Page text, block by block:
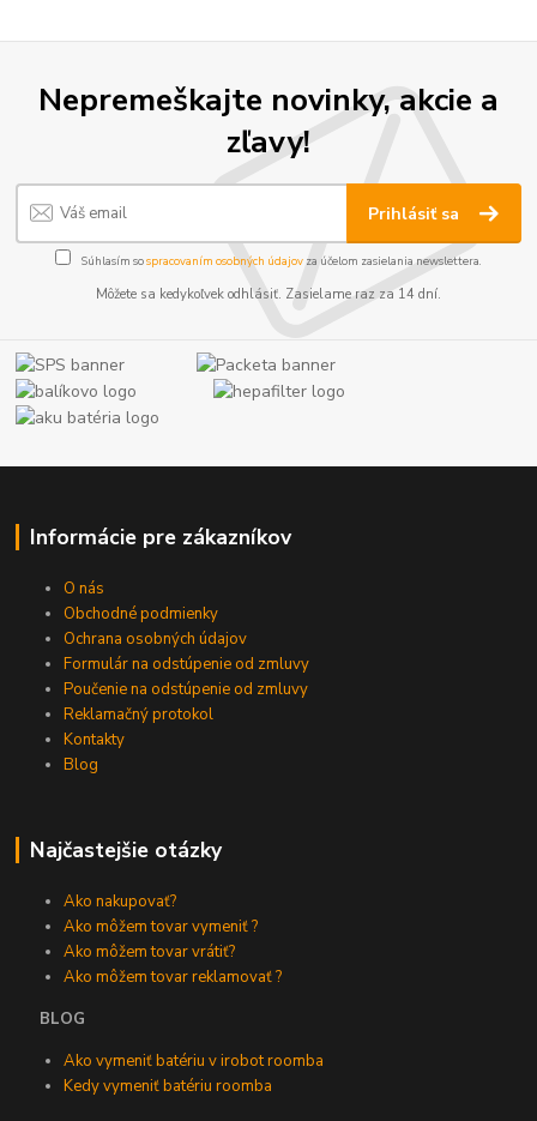
Nepremeškajte novinky, akcie a
zľavy!
Prihlásiť sa
Súhlasím sospracovaním osobných údajov za účelom zasielania newslettera.
Môžete sa kedykoľvek odhlásiť. Zasielame raz za 14 dní.
Informácie pre zákazníkov
O nás
Obchodné podmienky
Ochrana osobných údajov
Formulár na odstúpenie od zmluvy
Poučenie na odstúpenie od zmluvy
Reklamačný protokol
Kontakty
Blog
Najčastejšie otázky
Ako nakupovať?
Ako môžem tovar vymeniť ?
Ako môžem tovar vrátiť?
Ako môžem tovar reklamovať ?
BLOG
Ako vymeniť batériu v irobot roomba
Kedy vymeniť batériu roomba